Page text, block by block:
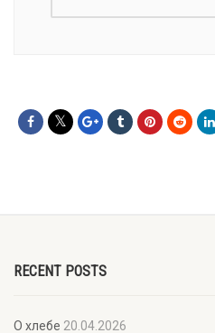
RECENT POSTS
О хлебе 20.04.2026